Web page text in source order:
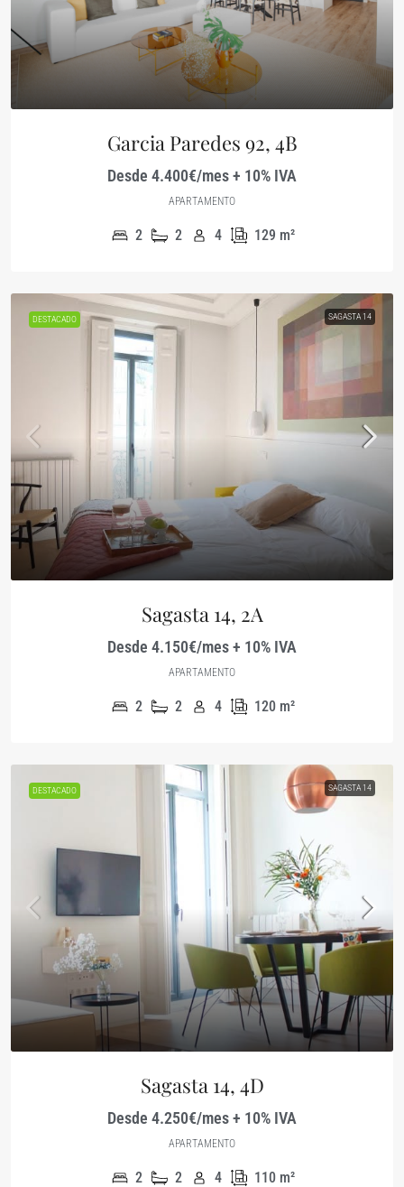
Garcia Paredes 92, 4B
Desde 4.400€/mes + 10% IVA
APARTAMENTO
2 2 4 129 m²
DESTACADO SAGASTA 14
Sagasta 14, 2A
Desde 4.150€/mes + 10% IVA
APARTAMENTO
2 2 4 120 m²
DESTACADO SAGASTA 14
Sagasta 14, 4D
Desde 4.250€/mes + 10% IVA
APARTAMENTO
2 2 4 110 m²